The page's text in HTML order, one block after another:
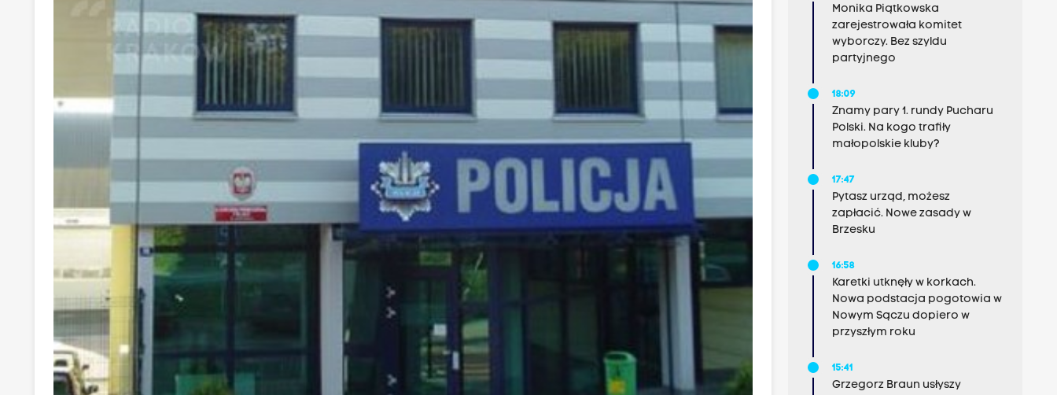
Monika Piątkowska
zarejestrowała komitet
wyborczy. Bez szyldu
partyjnego
18:09
Znamy pary 1. rundy Pucharu
Polski. Na kogo trafiły
małopolskie kluby?
17:47
Pytasz urząd, możesz
zapłacić. Nowe zasady w
Brzesku
16:58
Karetki utknęły w korkach.
Nowa podstacja pogotowia w
Nowym Sączu dopiero w
przyszłym roku
15:41
Grzegorz Braun usłyszy